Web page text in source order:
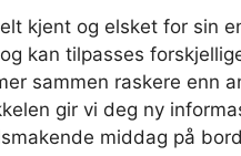
kjent og elsket for sin
kan tilpasses
sammen raskere enn
gir vi deg ny
middag på